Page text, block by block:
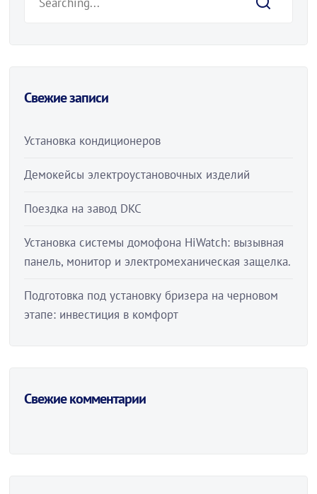
Свежие записи
Установка кондиционеров
Демокейсы электроустановочных изделий
Поездка на завод DKC
Установка системы домофона HiWatch: вызывная
панель, монитор и электромеханическая защелка.
Подготовка под установку бризера на черновом
этапе: инвестиция в комфорт
Свежие комментарии